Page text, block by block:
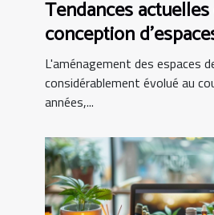
Tendances
conception
modernes
L'aménagement des espaces
considérablement évolué au
années,...